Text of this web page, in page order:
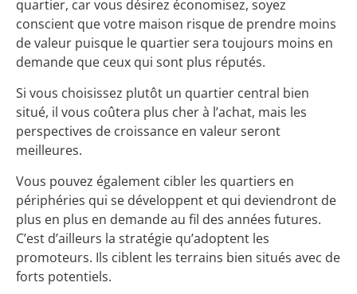
quartier, car vous désirez économisez, soyez
conscient que votre maison risque de prendre moins
de valeur puisque le quartier sera toujours moins en
demande que ceux qui sont plus réputés.
Si vous choisissez plutôt un quartier central bien
situé, il vous coûtera plus cher à l’achat, mais les
perspectives de croissance en valeur seront
meilleures.
Vous pouvez également cibler les quartiers en
périphéries qui se développent et qui deviendront de
plus en plus en demande au fil des années futures.
C’est d’ailleurs la stratégie qu’adoptent les
promoteurs. Ils ciblent les terrains bien situés avec de
forts potentiels.